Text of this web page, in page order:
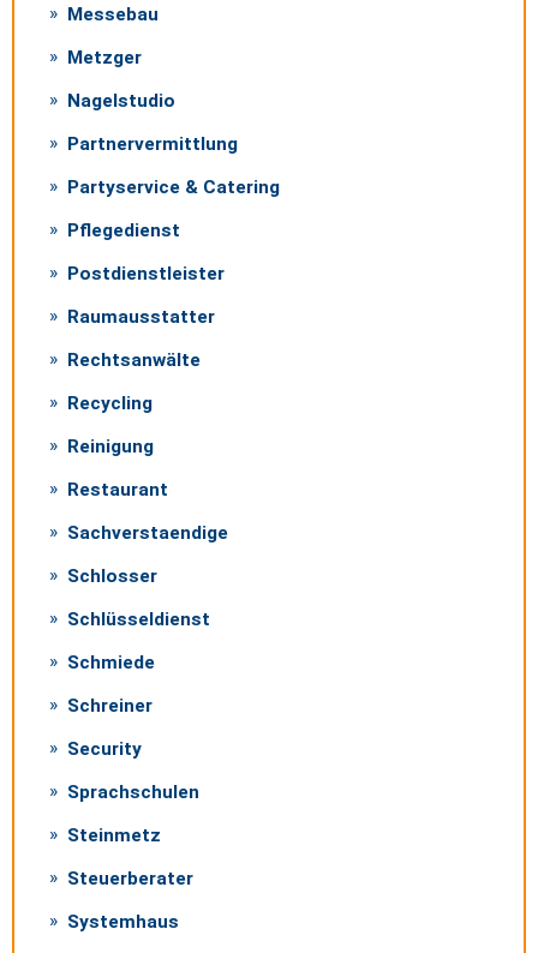
Messebau
Metzger
Nagelstudio
Partnervermittlung
Partyservice & Catering
Pflegedienst
Postdienstleister
Raumausstatter
Rechtsanwälte
Recycling
Reinigung
Restaurant
Sachverstaendige
Schlosser
Schlüsseldienst
Schmiede
Schreiner
Security
Sprachschulen
Steinmetz
Steuerberater
Systemhaus